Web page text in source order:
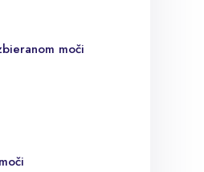
moči